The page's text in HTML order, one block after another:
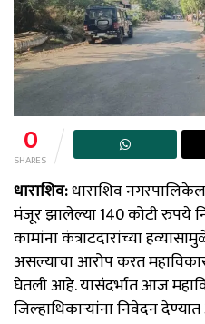
0
SHARES
धाराशिव:धाराशिव
मंजूर झालेल्या 140 कोटी रुपये
कामांना कंत्राटदारांच्या
असल्याचा आरोप करत
घेतली आहे. यासंदर्भात आज
जिल्हाधिकाऱ्यांना निवेदन